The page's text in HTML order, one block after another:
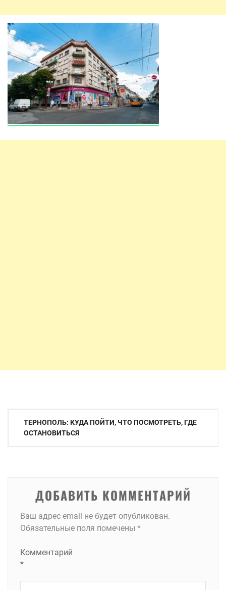
Навигация
ТЕРНОПОЛЬ: КУДА ПОЙТИ, ЧТО ПОСМОТРЕТЬ, ГДЕ
ОСТАНОВИТЬСЯ
ДОБАВИТЬ КОММЕНТАРИЙ
Ваш адрес email не будет опубликован.
Обязательные поля помечены *
Комментарий
*